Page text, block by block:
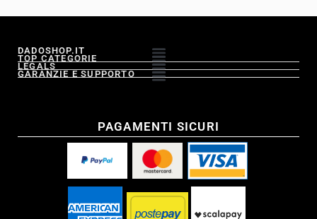
DADOSHOP.IT
TOP CATEGORIE
LEGALS
GARANZIE E SUPPORTO
PAGAMENTI SICURI